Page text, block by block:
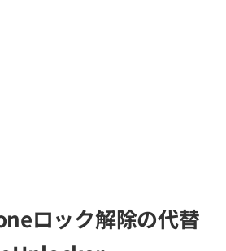
ロック解除の代替